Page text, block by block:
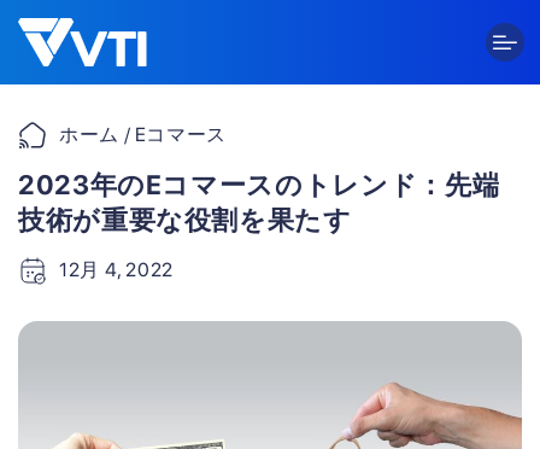
content
ホーム / Eコマース
2023年のEコマースのトレンド：先端
技術が重要な役割を果たす
12月 4, 2022